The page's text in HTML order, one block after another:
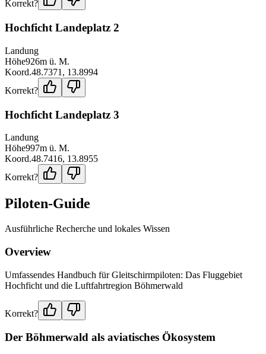
Korrekt?
Hochficht Landeplatz 2
Landung
Höhe926m ü. M.
Koord.48.7371 , 13.8994
Korrekt?
Hochficht Landeplatz 3
Landung
Höhe997m ü. M.
Koord.48.7416, 13.8955
Korrekt?
Piloten-Guide
Ausführliche Recherche und lokales Wissen
Overview
Umfassendes Handbuch für Gleitschirmpiloten: Das Fluggebiet
Hochficht und die Luftfahrtregion Böhmerwald
Korrekt?
Der Böhmerwald als aviatisches Ökosystem